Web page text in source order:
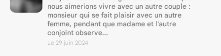
nous aimerions vivre avec un autre couple :
monsieur qui se fait plaisir avec un autre
femme, pendant que madame et l'autre
conjoint observe...
Le 29 juin 2024